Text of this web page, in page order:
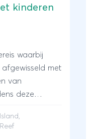
kinderen
waarbij
met
van
deze
kustlijn met